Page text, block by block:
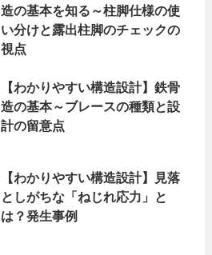
造の基本を知る～柱脚仕様の使
い分けと露出柱脚のチェックの
視点
【わかりやすい構造設計】鉄骨
造の基本～ブレースの種類と設
計の留意点
【わかりやすい構造設計】見落
としがちな「ねじれ応力」と
は？発生事例